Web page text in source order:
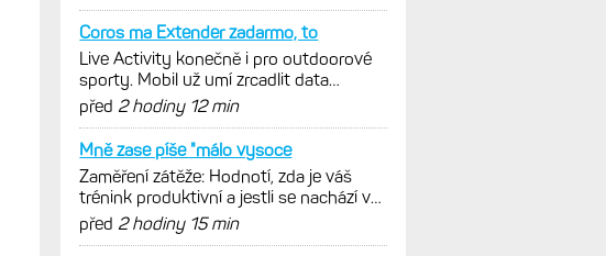
Coros ma Extender zadarmo, to
Live Activity konečně i pro outdoorové
sporty. Mobil už umí zrcadlit data
cyklistiky, běhu i chůze
před 2 hodiny 12 min
Mně zase píše "málo vysoce
Zaměření zátěže: Hodnotí, zda je váš
trénink produktivní a jestli se nachází v
optimálních oblastech
před 2 hodiny 15 min